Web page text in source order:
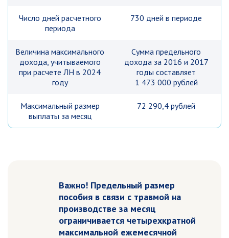
Число дней расчетного
периода
730 дней в периоде
Величина максимального
дохода, учитываемого
при расчете ЛН в 2024
году
Сумма предельного
дохода за 2016 и 2017
годы составляет
1 473 000 рублей
Максимальный размер
выплаты за месяц
72 290,4 рублей
Важно! Предельный размер
пособия в связи с травмой на
производстве за месяц
ограничивается четырехкратной
максимальной ежемесячной